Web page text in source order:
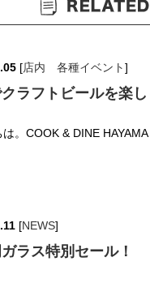
[店内 各種イベント]
ラフトビールを楽し
は。COOK & DINE
[NEWS]
ラス特別セール！